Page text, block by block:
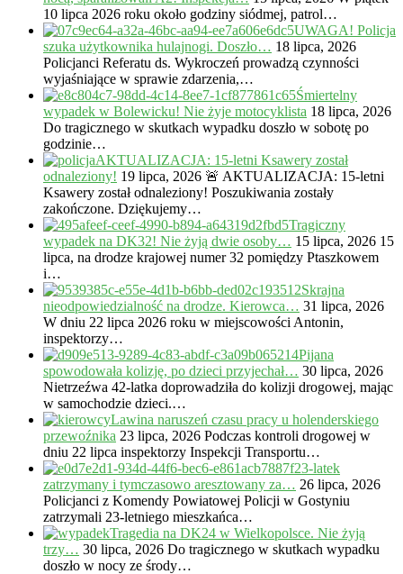
10 lipca 2026 roku około godziny siódmej, patrol…
UWAGA! Policja
szuka użytkownika hulajnogi. Doszło… 18 lipca, 2026
Policjanci Referatu ds. Wykroczeń prowadzą czynności
wyjaśniające w sprawie zdarzenia,…
Śmiertelny
wypadek w Bolewicku! Nie żyje motocyklista 18 lipca, 2026
Do tragicznego w skutkach wypadku doszło w sobotę po
godzinie…
AKTUALIZACJA: 15-letni Ksawery został
odnaleziony! 19 lipca, 2026 🚨 AKTUALIZACJA: 15-letni
Ksawery został odnaleziony! Poszukiwania zostały
zakończone. Dziękujemy…
Tragiczny
wypadek na DK32! Nie żyją dwie osoby… 15 lipca, 2026 15
lipca, na drodze krajowej numer 32 pomiędzy Ptaszkowem
i…
Skrajna
nieodpowiedzialność na drodze. Kierowca… 31 lipca, 2026
W dniu 22 lipca 2026 roku w miejscowości Antonin,
inspektorzy…
Pijana
spowodowała kolizję, po dzieci przyjechał… 30 lipca, 2026
Nietrzeźwa 42-latka doprowadziła do kolizji drogowej, mając
w samochodzie dzieci.…
Lawina naruszeń czasu pracy u holenderskiego
przewoźnika 23 lipca, 2026 Podczas kontroli drogowej w
dniu 22 lipca inspektorzy Inspekcji Transportu…
23-latek
zatrzymany i tymczasowo aresztowany za… 26 lipca, 2026
Policjanci z Komendy Powiatowej Policji w Gostyniu
zatrzymali 23-letniego mieszkańca…
Tragedia na DK24 w Wielkopolsce. Nie żyją
trzy… 30 lipca, 2026 Do tragicznego w skutkach wypadku
doszło w nocy ze środy…